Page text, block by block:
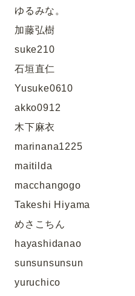
ゆるみな。
加藤弘樹
suke210
石垣直仁
Yusuke0610
akko0912
木下麻衣
marinana1225
maitilda
macchangogo
Takeshi Hiyama
めさこちん
hayashidanao
sunsunsunsun
yuruchico